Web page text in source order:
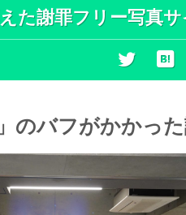
た謝罪フリー写真
のバフがかかっ